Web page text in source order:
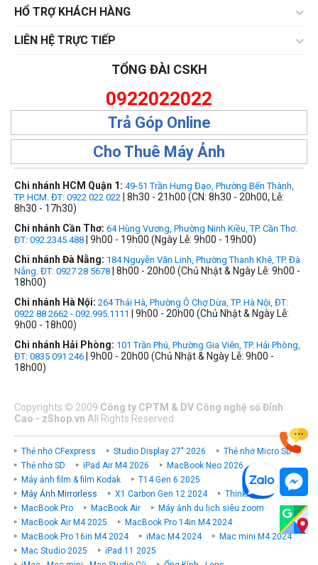
HỔ TRỢ KHÁCH HÀNG
LIÊN HỆ TRỰC TIẾP
TỔNG ĐÀI CSKH
0922022022
Trả Góp Online
Cho Thuê Máy Ảnh
Chi nhánh HCM Quận 1: 49-51 Trần Hưng Đạo, Phường Bến Thành,
TP. HCM. ĐT: 0922 022 022 | 8h30 - 21h00 (CN: 8h30 - 20h00, Lễ:
8h30 - 17h30)
Chi nhánh Cần Thơ: 64 Hùng Vương, Phường Ninh Kiều, TP. Cần Thơ.
ĐT: 092.2345.488 | 9h00 - 19h00 (Ngày Lễ: 9h00 - 19h00)
Chi nhánh Đà Nẵng: 184 Nguyễn Văn Linh, Phường Thanh Khê, TP. Đà
Nẵng. ĐT: 0927 28 5678 | 8h00 - 20h00 (Chủ Nhật & Ngày Lễ: 9h00 -
18h00)
Chi nhánh Hà Nội: 264 Thái Hà, Phường Ô Chợ Dừa, TP. Hà Nội, ĐT:
0922 88 2662 - 092.995.1111
| 9h00 - 20h00 (Chủ Nhật & Ngày Lễ:
9h00 - 18h00)
Chi nhánh Hải Phòng: 101 Trần Phú, Phường Gia Viên, TP. Hải Phòng,
ĐT: 0835 091 246 | 9h00 - 20h00 (Chủ Nhật & Ngày Lễ: 9h00 -
18h00)
Copyrights © 2009 Công ty CPTM & DV Công nghệ số Đỉnh
Cao - zShop.vn All Rights Reserved
Thẻ nhớ CFexpress Studio Display 27" 2026
Thẻ nhớ Micro SD
Thẻ nhớ SD
iPad Air M4 2026
MacBook Neo 2026
Máy ảnh film & film Kodak
T14 Gen 6 2025
Máy Ảnh Mirrorless
X1 Carbon Gen 12 2024
ThinkPad P
MacBook Pro
MacBook Air
Máy ảnh du lịch siêu zoom
MacBook Air M4 2025
MacBook Pro 14in M4 2024
MacBook Pro 16in M4 2024
iMac M4 2024
Mac mini M4 2024
Mac Studio 2025
iPad 11 2025